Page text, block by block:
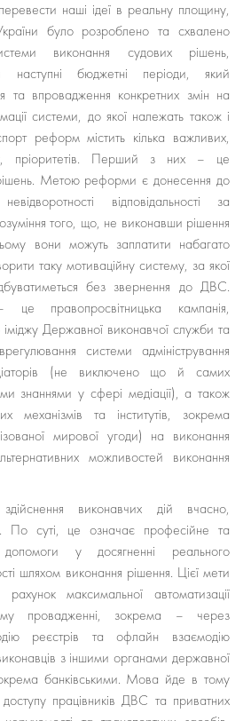
наші ідеї в реальну площину,
було розроблено та схвалено
виконання судових рішень,
бюджетні періоди, який
та впровадження конкретних змін на
системи, до якої належать також і
реформ містить кілька важливих,
пріоритетів. Перший з них – це
Метою реформи є донесення до
відповідальності за
того, що, не виконавши рішення
вони можуть заплатити набагато
таку мотиваційну систему, за якої
без звернення до ДВС.
це правопросвітницька кампанія,
Державної виконавчої служби та
системи адміністрування
(не виключено що й самих
знаннями у сфері медіації), а також
механізмів та інститутів, зокрема
мирової угоди) на виконання
можливостей виконання
виконавчих дій вчасно,
По суті, це означає професійне та
у досягненні реального
шляхом виконання рішення. Цієї мети
максимальної автоматизації
провадженні, зокрема – через
реєстрів та офлайн взаємодію
з іншими органами державної
банківськими. Мова йде в тому
працівників ДВС та приватних